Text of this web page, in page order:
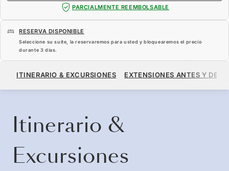
PARCIALMENTE REEMBOLSABLE
RESERVA DISPONIBLE
Seleccione su suite, la reservaremos para usted y bloquearemos el precio
durante 3 dias.
22.300 US$
ITINERARIO & EXCURSIONES EXTENSIONES ANTES Y
Itinerario &
Excursiones